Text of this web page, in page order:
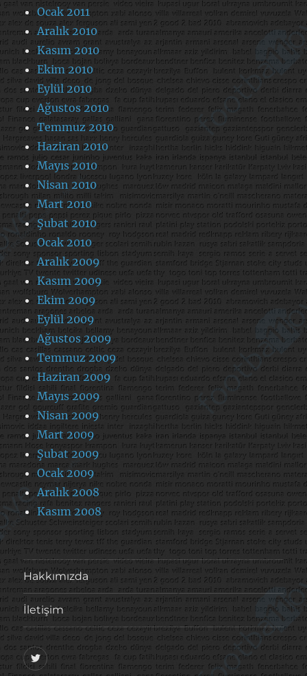
Ocak 2011
Aralık 2010
Kasım 2010
Ekim 2010
Eylül 2010
Ağustos 2010
Temmuz 2010
Haziran 2010
Mayıs 2010
Nisan 2010
Mart 2010
Şubat 2010
Ocak 2010
Aralık 2009
Kasım 2009
Ekim 2009
Eylül 2009
Ağustos 2009
Temmuz 2009
Haziran 2009
Mayıs 2009
Nisan 2009
Mart 2009
Şubat 2009
Ocak 2009
Aralık 2008
Kasım 2008
Hakkımızda
İletişim
@footballove